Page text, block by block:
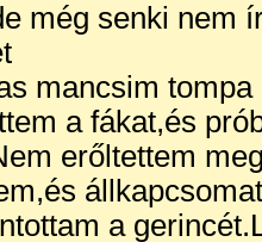
még senki nem
mancsim
a fákat,és
erőltettem
a